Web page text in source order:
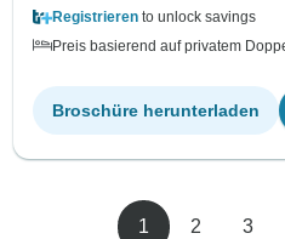
Registrieren to unlock savings
Preis basierend auf privatem
Broschüre herunterladen
1 2 3